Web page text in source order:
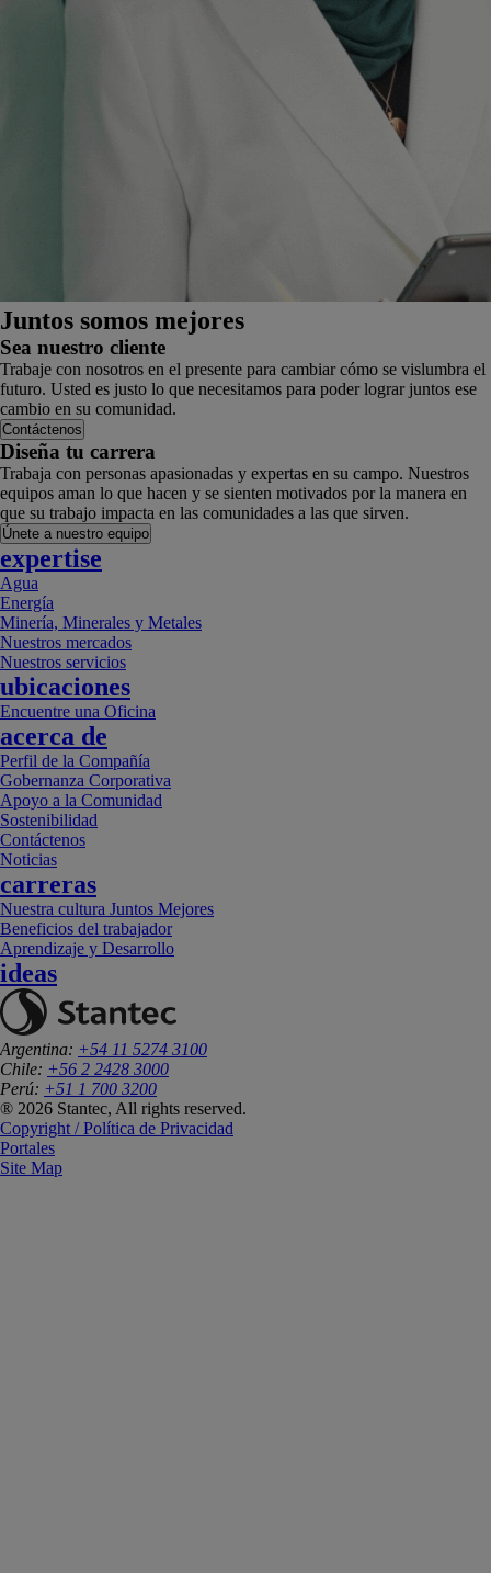
Juntos somos mejores
Sea nuestro cliente
Trabaje con nosotros en el presente para cambiar cómo se vislumbra el
futuro. Usted es justo lo que necesitamos para poder lograr juntos ese
cambio en su comunidad.
Contáctenos
Diseña tu carrera
Trabaja con personas apasionadas y expertas en su campo. Nuestros
equipos aman lo que hacen y se sienten motivados por la manera en
que su trabajo impacta en las comunidades a las que sirven.
Únete a nuestro equipo
expertise
Agua
Energía
Minería, Minerales y Metales
Nuestros mercados
Nuestros servicios
ubicaciones
Encuentre una Oficina
acerca de
Perfil de la Compañía
Gobernanza Corporativa
Apoyo a la Comunidad
Sostenibilidad
Contáctenos
Noticias
carreras
Nuestra cultura Juntos Mejores
Beneficios del trabajador
Aprendizaje y Desarrollo
ideas
Argentina: +54 11 5274 3100
Chile: +56 2 2428 3000
Perú: +51 1 700 3200
® 2026 Stantec, All rights reserved.
Copyright / Política de Privacidad
Portales
Site Map